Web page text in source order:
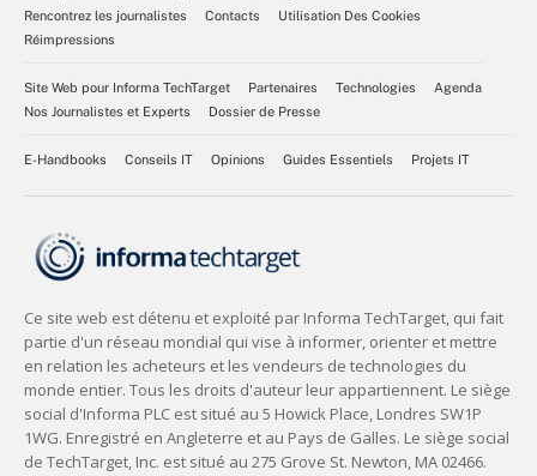
Rencontrez les journalistes
Contacts
Utilisation Des Cookies
Réimpressions
Site Web pour Informa TechTarget Partenaires Technologies
Agenda
Nos Journalistes et Experts
Dossier de Presse
E-Handbooks Conseils IT Opinions Guides Essentiels Projets IT